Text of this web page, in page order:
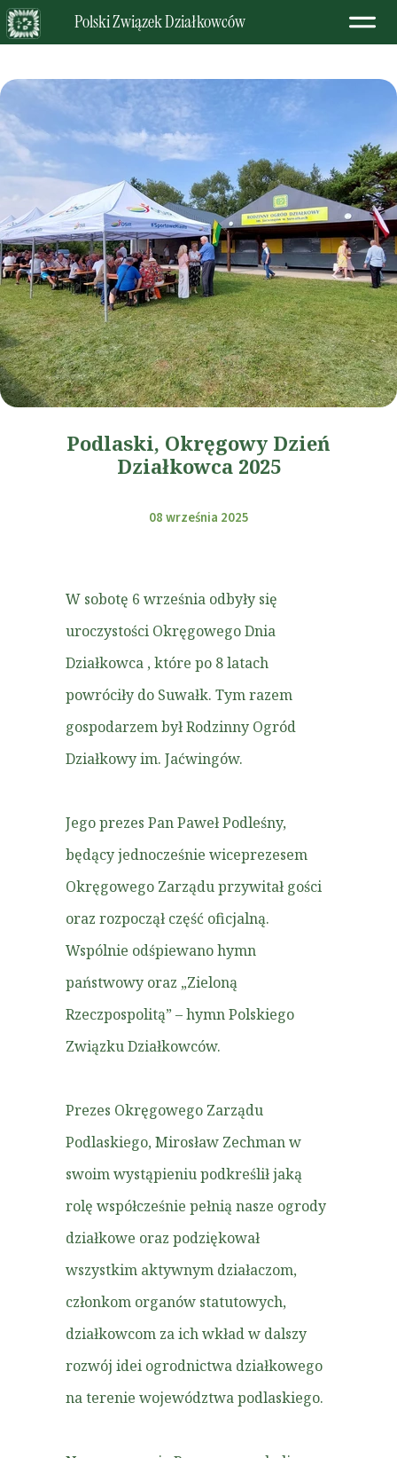
Polski Związek Działkowców
08 września 2025
Podlaski, Okręgowy Dzień
Działkowca 2025
W sobotę 6 września odbyły się
uroczystości Okręgowego Dnia
Działkowca , które po 8 latach
powróciły do Suwałk. Tym razem
gospodarzem był Rodzinny Ogród
Działkowy im. Jaćwingów.
Jego prezes Pan Paweł Podleśny,
będący jednocześnie wiceprezesem
Okręgowego Zarządu przywitał gości
oraz rozpoczął część oficjalną.
Wspólnie odśpiewano hymn
państwowy oraz „Zieloną
Rzeczpospolitą” – hymn Polskiego
Związku Działkowców.
Prezes Okręgowego Zarządu
Podlaskiego, Mirosław Zechman w
swoim wystąpieniu podkreślił jaką
rolę współcześnie pełnią nasze ogrody
działkowe oraz podziękował
wszystkim aktywnym działaczom,
członkom organów statutowych,
działkowcom za ich wkład w dalszy
rozwój idei ogrodnictwa działkowego
na terenie województwa podlaskiego.